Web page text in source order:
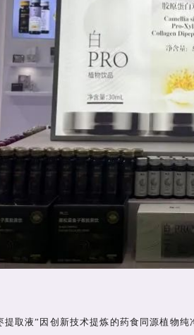
提取液”因创新技术提炼的药食同源植物